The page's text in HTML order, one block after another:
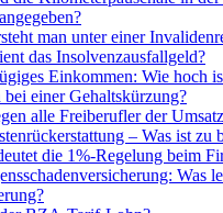
man unter einer
das Insolvenzausfallgeld?
Einkommen: Wie hoch
bei einer Gehaltskürzung?
alle Freiberufler der
– Was ist zu
die 1%-Regelung beim
Was